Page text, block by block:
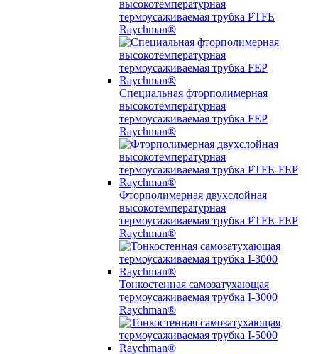
высокотемпературная
термоусаживаемая трубка PTFE
Raychman®
Специальная фторполимерная
высокотемпературная
термоусаживаемая трубка FEP
Raychman®
Фторполимерная двухслойная
высокотемпературная
термоусаживаемая трубка PTFE-FEP
Raychman®
Тонкостенная самозатухающая
термоусаживаемая трубка I-3000
Raychman®